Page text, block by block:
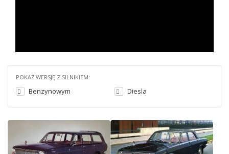
POKAŻ WERSJĘ Z SILNIKIEM:
Benzynowym Diesla